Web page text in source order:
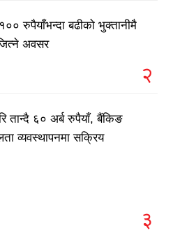
रुपैयाँभन्दा बढीको भुक्तानीमै
अवसर
२
तान्दै ६० अर्ब रुपैयाँ, बैंकिङ
व्यवस्थापनमा सक्रिय
३